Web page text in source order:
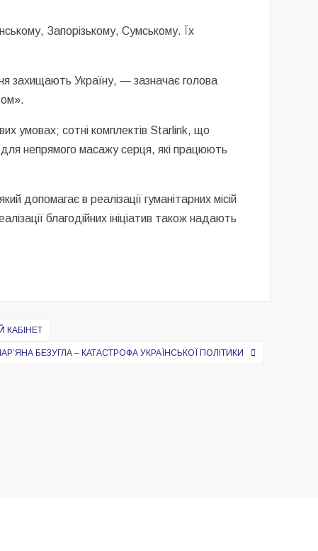
Запорізькому, Сумському. Їх
захищають Україну, — зазначає голова
умовах; сотні комплектів Starlink, що
для непрямого масажу серця, які працюють
допомагає в реалізації гуманітарних місій
благодійних ініціатив також надають
КАБІНЕТ
БЕЗУГЛА – КАТАСТРОФА УКРАЇНСЬКОЇ ПОЛІТИКИ